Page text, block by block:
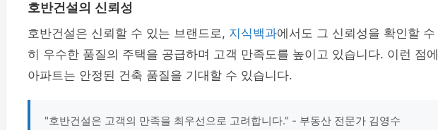
호반건설의 신뢰성
호반건설은 신뢰할 수 있는 브랜드로, 지식백과에서도 그 신뢰성을 확인할
히 우수한 품질의 주택을 공급하며 고객 만족도를 높이고 있습니다. 이런 점
아파트는 안정된 건축 품질을 기대할 수 있습니다.
"호반건설은 고객의 만족을 최우선으로 고려합니다." - 부동산 전문가 김영수